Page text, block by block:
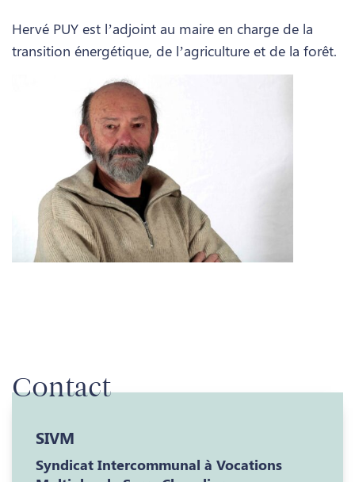
Hervé PUY est l’adjoint au maire en charge de la
transition énergétique, de l’agriculture et de la forêt.
Contact
SIVM
Syndicat Intercommunal à Vocations